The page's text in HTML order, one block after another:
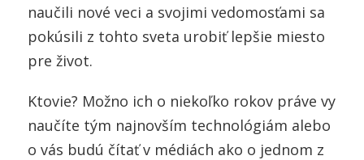
naučili nové veci a svojimi vedomosťami sa
pokúsili z tohto sveta urobiť lepšie miesto
pre život.
Ktovie? Možno ich o niekoľko rokov práve vy
naučíte tým najnovším technológiám alebo
o vás budú čítať v médiách ako o jednom z